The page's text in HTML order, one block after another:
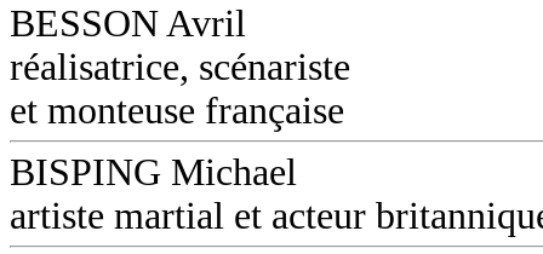
BESSON Avril
réalisatrice, scénariste
et monteuse française
BISPING Michael
artiste martial et acteur